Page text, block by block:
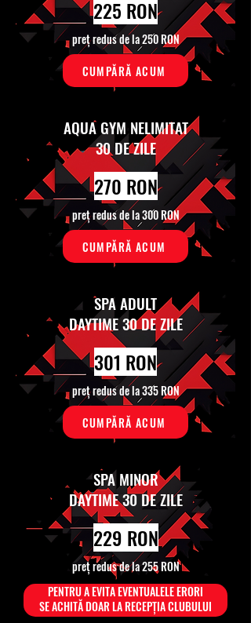
225 RON
preț redus de la 250 RON
CUMPĂRĂ ACUM
AQUA GYM NELIMITAT
30 DE ZILE
270 RON
preț redus de la 300 RON
CUMPĂRĂ ACUM
SPA ADULT
DAYTIME 30 DE ZILE
301 RON
preț redus de la 335 RON
CUMPĂRĂ ACUM
SPA MINOR
DAYTIME 30 DE ZILE
229 RON
preț redus de la 255 RON
PENTRU A EVITA EVENTUALELE ERORI
SE ACHITĂ DOAR LA RECEPȚIA CLUBULUI